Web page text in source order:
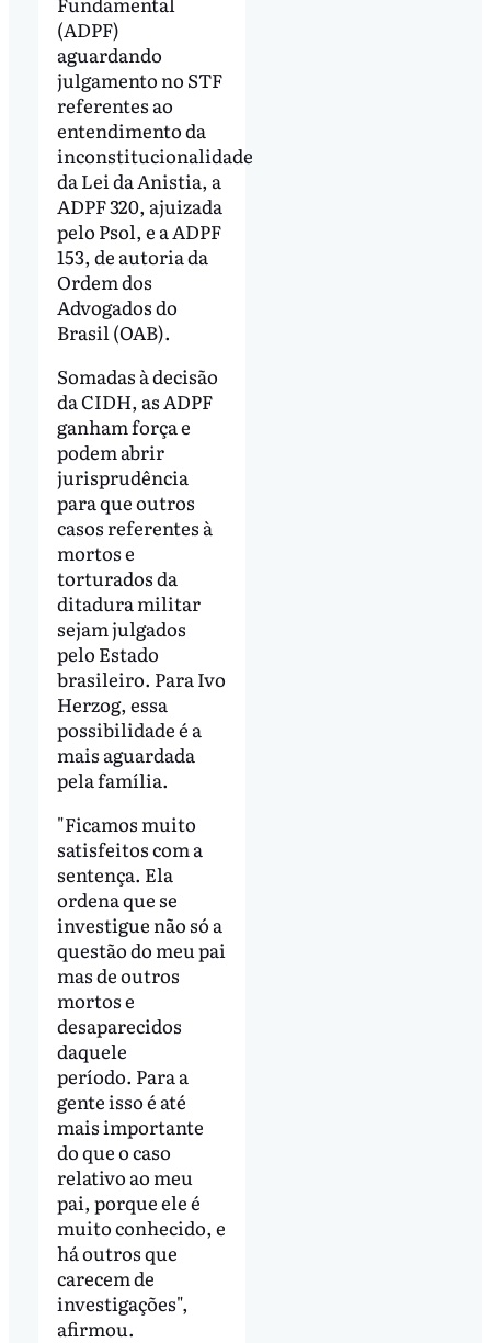
(ADPF)
aguardando
julgamento no STF
referentes ao
entendimento da
inconstitucionalidade
da Lei da Anistia, a
ADPF 320, ajuizada
pelo Psol, e a ADPF
153, de autoria da
Ordem dos
Advogados do
Brasil (OAB).
Somadas à decisão
da CIDH, as ADPF
ganham força e
podem abrir
jurisprudência
para que outros
casos referentes à
mortos e
torturados da
ditadura militar
sejam julgados
pelo Estado
brasileiro. Para Ivo
Herzog, essa
possibilidade é a
mais aguardada
pela família.
"Ficamos muito
satisfeitos com a
sentença. Ela
ordena que se
investigue não só a
questão do meu pai
mas de outros
mortos e
desaparecidos
daquele
período. Para a
gente isso é até
mais importante
do que o caso
relativo ao meu
pai, porque ele é
muito conhecido, e
há outros que
carecem de
investigações",
afirmou.